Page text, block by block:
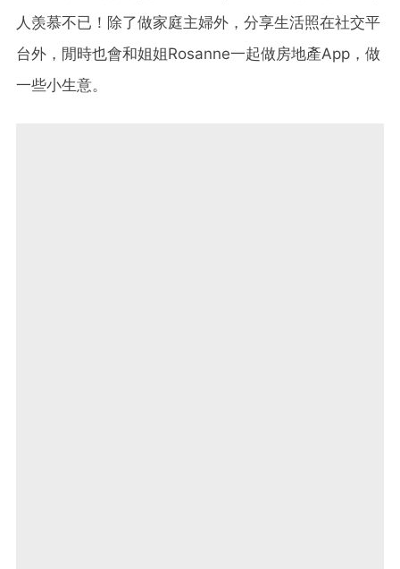
人羡慕不已！除了做家庭主婦外，分享生活照在社交平
台外，閒時也會和姐姐Rosanne一起做房地產App，做
一些小生意。